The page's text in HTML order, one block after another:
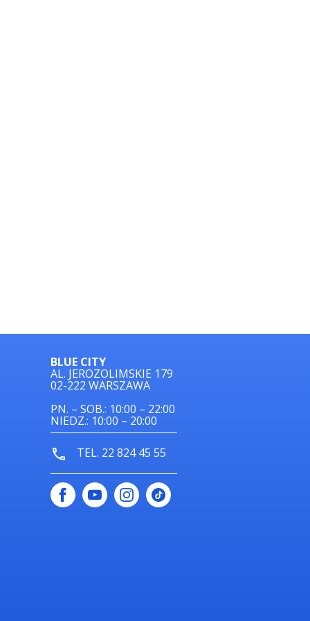
BLUE CITY
AL. JEROZOLIMSKIE 179
02-222 WARSZAWA
PN. – SOB.: 10:00 – 22:00
NIEDZ.: 10:00 – 20:00
TEL. 22 824 45 55